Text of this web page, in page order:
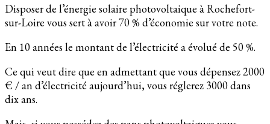
Disposer de l’énergie solaire photovoltaique à Rochefort-
sur-Loire vous sert à avoir 70 % d’économie sur votre note.
En 10 années le montant de l’électricité a évolué de 50 %.
Ce qui veut dire que en admettant que vous dépensez 2000
€ / an d’électricité aujourd’hui, vous réglerez 3000 dans
dix ans.